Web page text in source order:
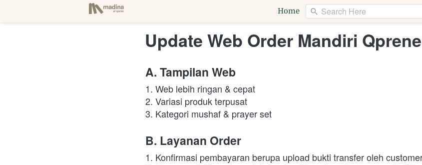
Home Search Here
Update Web Order Mandiri
A. Tampilan Web
1. Web lebih ringan & cepat
2. Variasi produk terpusat
3. Kategori mushaf & prayer set
B. Layanan Order
1. Konfirmasi pembayaran berupa upload bukti transfer oleh